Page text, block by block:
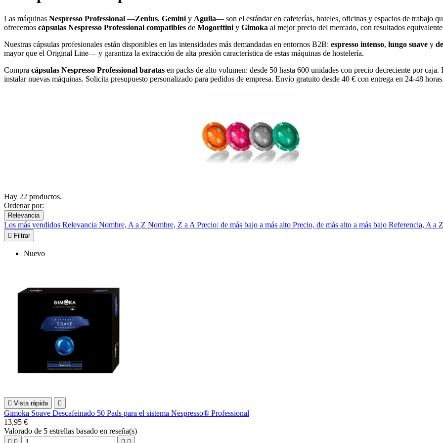
Las máquinas Nespresso Professional —Zenius, Gemini y Aguila— son el estándar en cafeterías, hoteles, oficinas y espacios de trabajo
ofrecemos cápsulas Nespresso Professional compatibles de Mogorttini y Gimoka al mejor precio del mercado, con resultados
Nuestras cápsulas profesionales están disponibles en las intensidades más demandadas en entornos B2B: espresso intenso, lungo suave y
mayor que el Original Line— y garantiza la extracción de alta presión característica de estas máquinas de hostelería.
Compra cápsulas Nespresso Professional baratas en packs de alto volumen: desde 50 hasta 600 unidades con precio decreciente por
instalar nuevas máquinas. Solicita presupuesto personalizado para pedidos de empresa. Envío gratuito desde 40 € con entrega en 24-48 horas.
Hay 22 productos.
Ordenar por:
Relevancia
Los más vendidos Relevancia Nombre, A a Z Nombre, Z a A Precio: de más bajo a más alto Precio, de más alto a más bajo Referencia, A a Z
 Filtrar
Nuevo
 Vista rápida 
Gimoka Soave Descafeinado 50 Pads para el sistema Nespresso® Professional
13,95 €
Valorado de 5 estrellas basado en reseña(s)